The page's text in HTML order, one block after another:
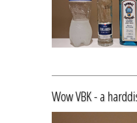
Wow VBK - a